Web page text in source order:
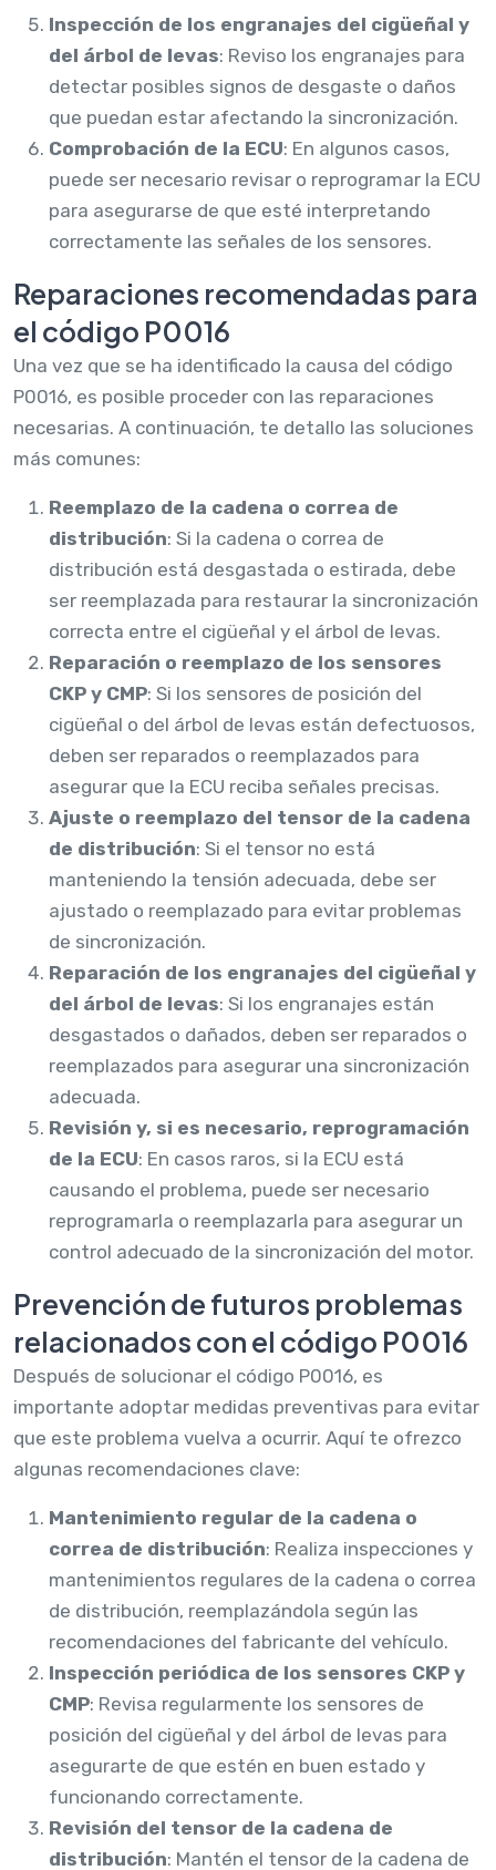
Inspección de los engranajes del cigüeñal y
del árbol de levas: Reviso los engranajes para
detectar posibles signos de desgaste o daños
que puedan estar afectando la sincronización.
Comprobación de la ECU: En algunos casos,
puede ser necesario revisar o reprogramar la ECU
para asegurarse de que esté interpretando
correctamente las señales de los sensores.
Reparaciones recomendadas para
el código P0016
Una vez que se ha identificado la causa del código
P0016, es posible proceder con las reparaciones
necesarias. A continuación, te detallo las soluciones
más comunes:
Reemplazo de la cadena o correa de
distribución: Si la cadena o correa de
distribución está desgastada o estirada, debe
ser reemplazada para restaurar la sincronización
correcta entre el cigüeñal y el árbol de levas.
Reparación o reemplazo de los sensores
CKP y CMP: Si los sensores de posición del
cigüeñal o del árbol de levas están defectuosos,
deben ser reparados o reemplazados para
asegurar que la ECU reciba señales precisas.
Ajuste o reemplazo del tensor de la cadena
de distribución: Si el tensor no está
manteniendo la tensión adecuada, debe ser
ajustado o reemplazado para evitar problemas
de sincronización.
Reparación de los engranajes del cigüeñal y
del árbol de levas: Si los engranajes están
desgastados o dañados, deben ser reparados o
reemplazados para asegurar una sincronización
adecuada.
Revisión y, si es necesario, reprogramación
de la ECU: En casos raros, si la ECU está
causando el problema, puede ser necesario
reprogramarla o reemplazarla para asegurar un
control adecuado de la sincronización del motor.
Prevención de futuros problemas
relacionados con el código P0016
Después de solucionar el código P0016, es
importante adoptar medidas preventivas para evitar
que este problema vuelva a ocurrir. Aquí te ofrezco
algunas recomendaciones clave:
Mantenimiento regular de la cadena o
correa de distribución: Realiza inspecciones y
mantenimientos regulares de la cadena o correa
de distribución, reemplazándola según las
recomendaciones del fabricante del vehículo.
Inspección periódica de los sensores CKP y
CMP: Revisa regularmente los sensores de
posición del cigüeñal y del árbol de levas para
asegurarte de que estén en buen estado y
funcionando correctamente.
Revisión del tensor de la cadena de
distribución: Mantén el tensor de la cadena de